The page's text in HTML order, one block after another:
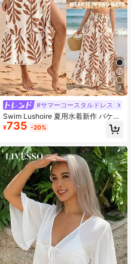
7
#サマーコースタルドレス
Swim Lushoire 夏用水着新作 バケー
ション向け エレガント ミニマル カ
ジュアル カントリー風 レディース
ゥ ギャザー スリット入り ホワイト
オフショルダー ワンピース ドレス
スカートカバーアップ イースター 感
謝祭向け ブラウンワンピース ブラウ
ンスカート ビーチリゾート 通勤 ミ
ュージックフェス クラブ パーティー
¥735 -20%